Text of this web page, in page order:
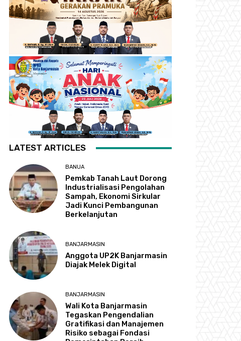
LATEST ARTICLES
BANUA
Pemkab Tanah Laut Dorong
Industrialisasi Pengolahan
Sampah, Ekonomi Sirkular
Jadi Kunci Pembangunan
Berkelanjutan
BANJARMASIN
Anggota UP2K Banjarmasin
Diajak Melek Digital
BANJARMASIN
Wali Kota Banjarmasin
Tegaskan Pengendalian
Gratifikasi dan Manajemen
Risiko sebagai Fondasi